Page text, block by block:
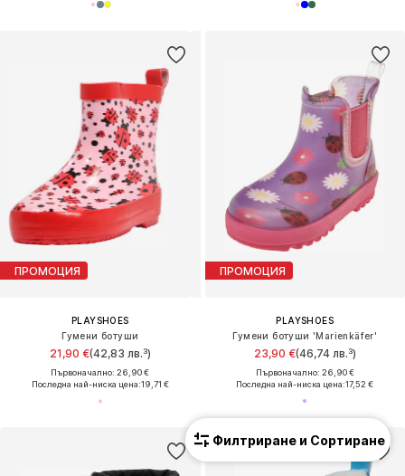
ПРОМОЦИЯ
PLAYSHOES
Гумени ботуши
21,90 €(42,83 лв.³)
Първоначално: 26,90 €
Последна най-ниска цена:19,71 €
ПРОМОЦИЯ
PLAYSHOES
Гумени ботуши 'Marienkäfer'
23,90 €(46,74 лв.³)
Първоначално: 26,90 €
Последна най-ниска цена:17,52 €
Филтриране и Сортиране